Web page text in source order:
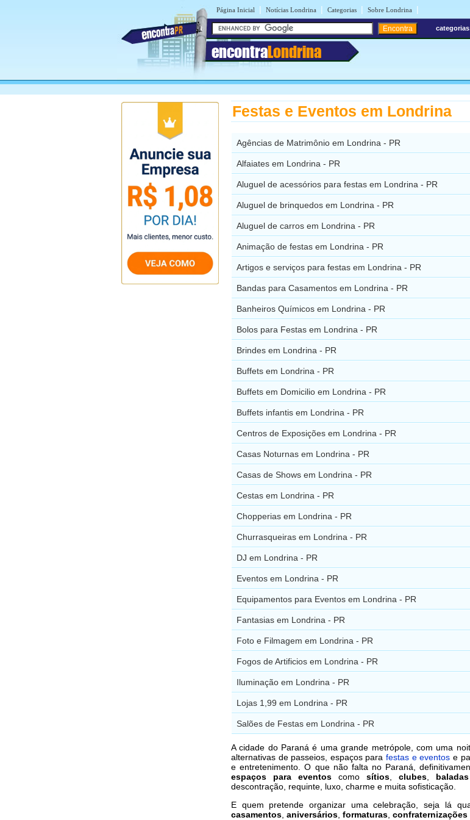
Página Inicial | Notícias Londrina | Categorias | Sobre Londrina |
encontraLondrina
Festas e Eventos em Londrina
Agências de Matrimônio em Londrina - PR
Alfaiates em Londrina - PR
Aluguel de acessórios para festas em Londrina - PR
Aluguel de brinquedos em Londrina - PR
Aluguel de carros em Londrina - PR
Animação de festas em Londrina - PR
Artigos e serviços para festas em Londrina - PR
Bandas para Casamentos em Londrina - PR
Banheiros Químicos em Londrina - PR
Bolos para Festas em Londrina - PR
Brindes em Londrina - PR
Buffets em Londrina - PR
Buffets em Domicilio em Londrina - PR
Buffets infantis em Londrina - PR
Centros de Exposições em Londrina - PR
Casas Noturnas em Londrina - PR
Casas de Shows em Londrina - PR
Cestas em Londrina - PR
Chopperias em Londrina - PR
Churrasqueiras em Londrina - PR
DJ em Londrina - PR
Eventos em Londrina - PR
Equipamentos para Eventos em Londrina - PR
Fantasias em Londrina - PR
Foto e Filmagem em Londrina - PR
Fogos de Artificios em Londrina - PR
Iluminação em Londrina - PR
Lojas 1,99 em Londrina - PR
Salões de Festas em Londrina - PR
A cidade do Paraná é uma grande metrópole, com uma
alternativas de passeios, espaços parafestas e eventos e
e entretenimento. O que não falta no Paraná,
espaços para eventos como sítios clubes baladas
descontração, requinte, luxo, charme e muita sofisticação.
E quem pretende organizar uma celebração, seja lá
casamentos ,aniversários ,formaturas ,confraternizações